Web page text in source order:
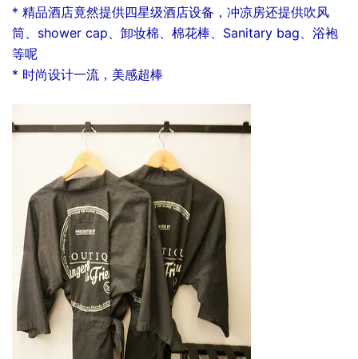
* 精品酒店竟然提供四星级酒店设备，冲凉房还提供吹风
筒、shower cap、卸妆棉、棉花棒、Sanitary bag、浴袍
等呢
* 时尚设计一流，美感超棒